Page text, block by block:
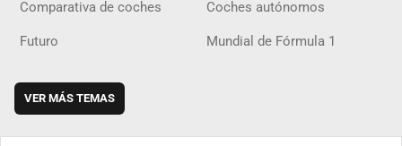
Comparativa de coches Coches autónomos
Futuro Mundial de Fórmula 1
VER MÁS TEMAS